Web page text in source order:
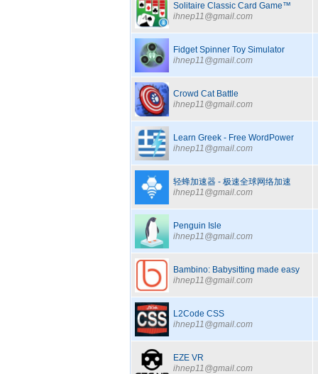
Solitaire Classic Card Game™
ihnep11@gmail.com
Fidget Spinner Toy Simulator
ihnep11@gmail.com
Crowd Cat Battle
ihnep11@gmail.com
Learn Greek - Free WordPower
ihnep11@gmail.com
轻蜂加速器 - 极速全球网络加速
ihnep11@gmail.com
Penguin Isle
ihnep11@gmail.com
Bambino: Babysitting made easy
ihnep11@gmail.com
L2Code CSS
ihnep11@gmail.com
EZE VR
ihnep11@gmail.com